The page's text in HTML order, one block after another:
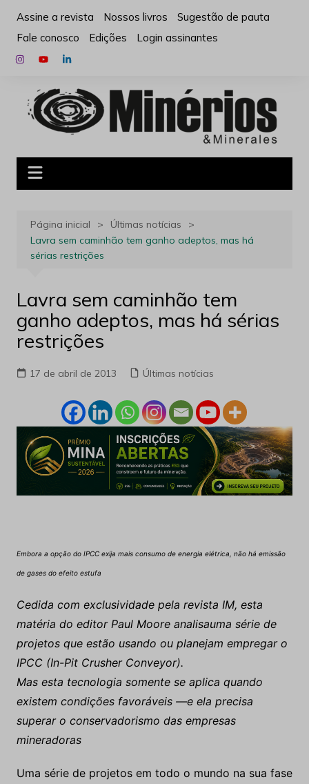
para
conteúdo
Assine a revista Nossos livros
Sugestão de pauta
Fale conosco
Edições Login assinantes
Página inicial
Últimas notícias
Lavra sem caminhão tem ganho adeptos, mas há
sérias restrições
Lavra sem caminhão tem
ganho adeptos, mas há sérias
restrições
17 de abril de 2013 Últimas notícias
Embora a opção do IPCC exija mais consumo de energia elétrica, não há emissão
de gases do efeito estufa
Cedida com exclusividade pela revista IM, esta
matéria do editor Paul Moore analisauma série de
projetos que estão usando ou planejam empregar o
IPCC (In-Pit Crusher Conveyor).
Mas esta tecnologia somente se aplica quando
existem condições favoráveis —e ela precisa
superar o conservadorismo das empresas
mineradoras
Uma série de projetos em todo o mundo na sua fase